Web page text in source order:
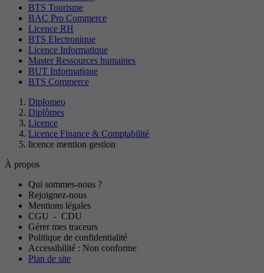
BTS Tourisme
BAC Pro Commerce
Licence RH
BTS Electronique
Licence Informatique
Master Ressources humaines
BUT Informatique
BTS Commerce
Diplomeo
Diplômes
Licence
Licence Finance & Comptabilité
licence mention gestion
À propos
Qui sommes-nous ?
Rejoignez-nous
Mentions légales
CGU - CDU
Gérer mes traceurs
Politique de confidentialité
Accessibilité : Non conforme
Plan de site